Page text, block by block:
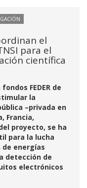
el
para el
científica
FEDER de
la
–privada en
Francia,
proyecto, se ha
para la lucha
de energías
detección de
electrónicos